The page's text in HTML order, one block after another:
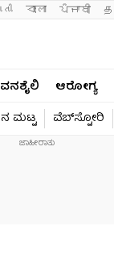
বাংলা ਪੰਜਾਬੀ
ಆರೋಗ್ಯ
ಮಟ್ಟ ವೆಬ್​ಸ್ಟೋರಿ